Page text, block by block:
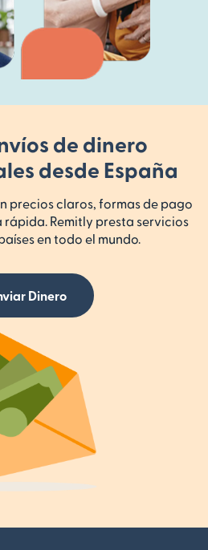
de dinero
desde España
precios claros, formas de pago
rápida. Remitly presta servicios
en todo el mundo.
Dinero